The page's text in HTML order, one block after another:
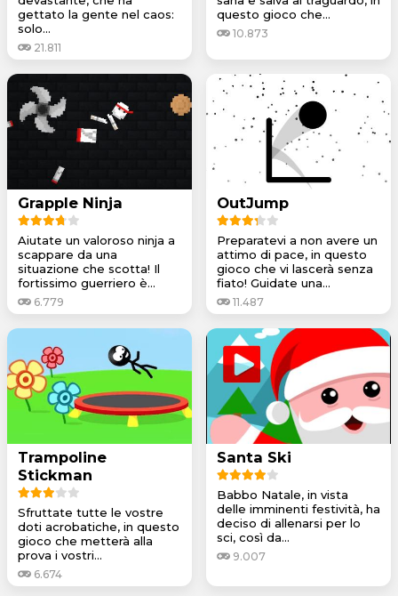
gettato la gente nel caos:
solo...
21.811
questo gioco che...
10.873
Grapple Ninja
Aiutate un valoroso ninja a
scappare da una
situazione che scotta! Il
fortissimo guerriero è...
6.779
OutJump
Preparatevi a non avere un
attimo di pace, in questo
gioco che vi lascerà senza
fiato! Guidate una...
11.487
Trampoline
Stickman
Sfruttate tutte le vostre
doti acrobatiche, in questo
gioco che metterà alla
prova i vostri...
6.674
Santa Ski
Babbo Natale, in vista
delle imminenti festività, ha
deciso di allenarsi per lo
sci, così da...
9.007